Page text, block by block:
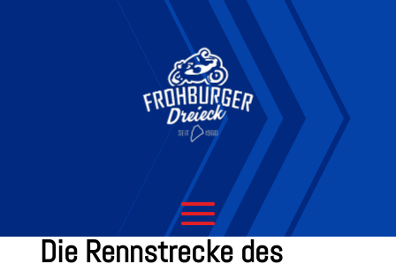
Die Rennstrecke des